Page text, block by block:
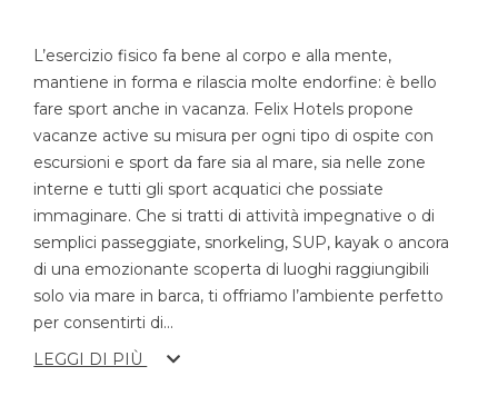
L’esercizio fisico fa bene al corpo e alla mente,
mantiene in forma e rilascia molte endorfine: è bello
fare sport anche in vacanza. Felix Hotels propone
vacanze active su misura per ogni tipo di ospite con
escursioni e sport da fare sia al mare, sia nelle zone
interne e tutti gli sport acquatici che possiate
immaginare. Che si tratti di attività impegnative o di
semplici passeggiate, snorkeling, SUP, kayak o ancora
di una emozionante scoperta di luoghi raggiungibili
solo via mare in barca, ti offriamo l’ambiente perfetto
per consentirti di...
LEGGI DI PIÙ